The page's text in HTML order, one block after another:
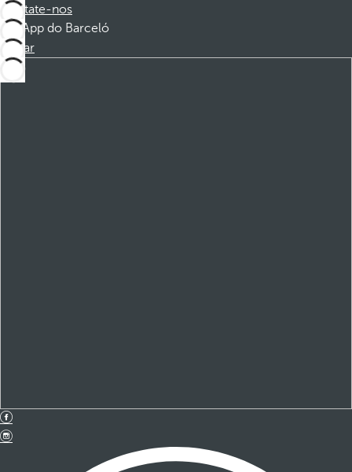
Contate-nos
App do Barceló
Baixar